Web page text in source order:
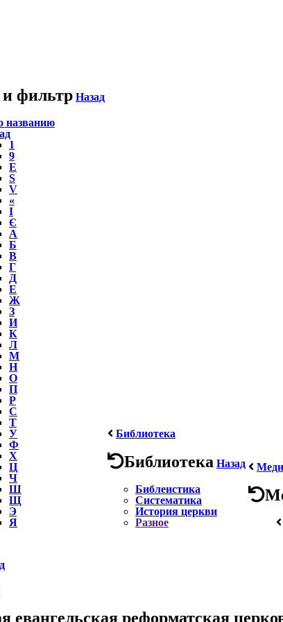
фильтр Назад
названию
1
9
E
S
V
«
І
Є
А
Б
В
Г
Д
Е
Ж
З
И
К
Л
М
Н
О
П
Р
С
Т
У
Ф
Х
Ц
Ч
Ш
Щ
Э
Я
Библиотека
Библиотека Назад
Библеистика
Систематика
История церкви
Разное
евангельская реформатская